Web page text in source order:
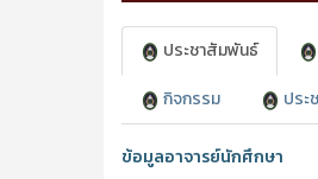
ประชาสัมพันธ์
กิจกรรม
ประ
ข้อมูลอาจารย์นักศึกษา